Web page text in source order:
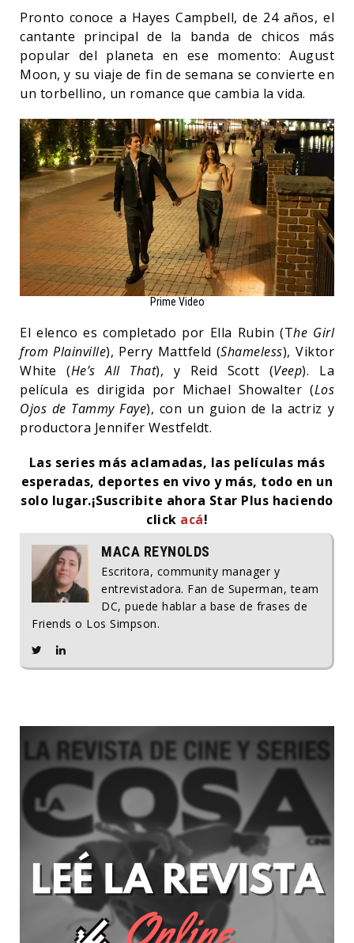
Pronto conoce a Hayes Campbell, de 24 años, el
cantante principal de la banda de chicos más
popular del planeta en ese momento: August
Moon, y su viaje de fin de semana se convierte en
un torbellino, un romance que cambia la vida.
Prime Video
El elenco es completado por Ella Rubin (The Girl
from Plainville), Perry Mattfeld (Shameless), Viktor
White (He’s All That), y Reid Scott (Veep). La
película es dirigida por Michael Showalter (Los
Ojos de Tammy Faye), con un guion de la actriz y
productora Jennifer Westfeldt.
Las series más aclamadas, las películas más
esperadas, deportes en vivo y más, todo en un
solo lugar.¡Suscribite ahora Star Plus haciendo
click acá!
MACA REYNOLDS
Escritora, community manager y
entrevistadora. Fan de Superman, team
DC, puede hablar a base de frases de
Friends o Los Simpson.